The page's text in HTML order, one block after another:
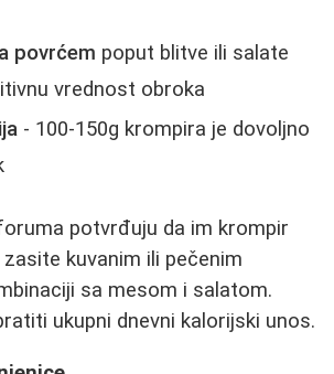
povrćem poput blitve ili salate
vrednost obroka
- 100-150g krompira je dovoljno
potvrđuju da im krompir
kuvanim ili pečenim
sa mesom i salatom.
ukupni dnevni kalorijski unos.